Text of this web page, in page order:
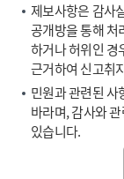
제보사항은 감사
공개방을 통해 처
하거나 허위인 경
근거하여 신고취
민원과 관련된 사
바라며, 감사와
있습니다.